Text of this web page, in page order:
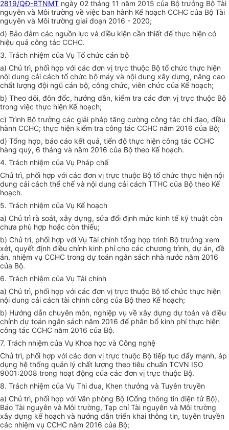
2819/QĐ-BTNMT ngày 02 tháng 11 năm 2015 của Bộ trưởng Bộ Tài
nguyên và Môi trường về việc ban hành Kế hoạch CCHC của Bộ Tài
nguyên và Môi trường giai đoạn 2016 - 2020;
d) Bảo đảm các nguồn lực và điều kiện cần thiết để thực hiện có
hiệu quả công tác CCHC.
3. Trách nhiệm của Vụ Tổ chức cán bộ
a) Chủ trì, phối hợp với các đơn vị trực thuộc Bộ tổ chức thực hiện
nội dung cải cách tổ chức bộ máy và nội dung xây dựng, nâng cao
chất lượng đội ngũ cán bộ, công chức, viên chức của Kế hoạch;
b) Theo dõi, đôn đốc, hướng dẫn, kiểm tra các đơn vị trực thuộc Bộ
trong việc thực hiện Kế hoạch;
c) Trình Bộ trưởng các giải pháp tăng cường công tác chỉ đạo, điều
hành CCHC; thực hiện kiểm tra công tác CCHC năm 2016 của Bộ;
d) Tổng hợp, báo cáo kết quả, tiến độ thực hiện công tác CCHC
hàng quý, 6 tháng và năm 2016 của Bộ theo Kế hoạch.
4. Trách nhiệm của Vụ Pháp chế
Chủ trì, phối hợp với các đơn vị trực thuộc Bộ tổ chức thực hiện nội
dung cải cách thể chế và nội dung cải cách TTHC của Bộ theo Kế
hoạch.
5. Trách nhiệm của Vụ Kế hoạch
a) Chủ trì rà soát, xây dựng, sửa đổi định mức kinh tế kỹ thuật còn
chưa phù hợp hoặc còn thiếu;
b) Chủ trì, phối hợp với Vụ Tài chính tổng hợp trình Bộ trưởng xem
xét, quyết định điều chỉnh kinh phí cho các chương trình, dự án, đề
án, nhiệm vụ CCHC trong dự toán ngân sách nhà nước năm 2016
của Bộ.
6. Trách nhiệm của Vụ Tài chính
a) Chủ trì, phối hợp với các đơn vị trực thuộc Bộ tổ chức thực hiện
nội dung cải cách tài chính công của Bộ theo Kế hoạch;
b) Hướng dẫn chuyên môn, nghiệp vụ về xây dựng dự toán và điều
chỉnh dự toán ngân sách năm 2016 để phân bổ kinh phí thực hiện
công tác CCHC năm 2016 của Bộ.
7. Trách nhiệm của Vụ Khoa học và Công nghệ
Chủ trì, phối hợp với các đơn vị trực thuộc Bộ tiếp tục đẩy mạnh, áp
dụng hệ thống quản lý chất lượng theo tiêu chuẩn TCVN ISO
9001:2008 trong hoạt động của các đơn vị trực thuộc Bộ.
8. Trách nhiệm của Vụ Thi đua, Khen thưởng và Tuyên truyền
a) Chủ trì, phối hợp với Văn phòng Bộ (Cổng thông tin điện tử Bộ),
Báo Tài nguyên và Môi trường, Tạp chí Tài nguyên và Môi trường
xây dựng kế hoạch và hướng dẫn triển khai thông tin, tuyên truyền
các nhiệm vụ CCHC năm 2016 của Bộ;